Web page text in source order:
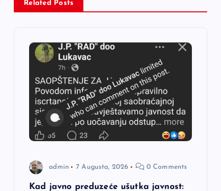
c
Related Posts
admin 7 Augusta, 2026 0 Comments
Kad javno preduzeće ušutka javnost: